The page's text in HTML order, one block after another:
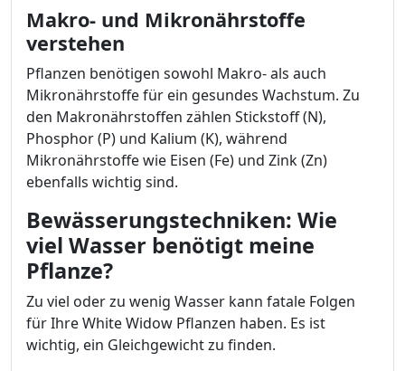
Makro- und Mikronährstoffe
verstehen
Pflanzen benötigen sowohl Makro- als auch
Mikronährstoffe für ein gesundes Wachstum. Zu
den Makronährstoffen zählen Stickstoff (N),
Phosphor (P) und Kalium (K), während
Mikronährstoffe wie Eisen (Fe) und Zink (Zn)
ebenfalls wichtig sind.
Bewässerungstechniken: Wie
viel Wasser benötigt meine
Pflanze?
Zu viel oder zu wenig Wasser kann fatale Folgen
für Ihre White Widow Pflanzen haben. Es ist
wichtig, ein Gleichgewicht zu finden.